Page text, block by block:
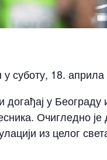
суботу, 18. априла
догађај у
Очигледно
из целог